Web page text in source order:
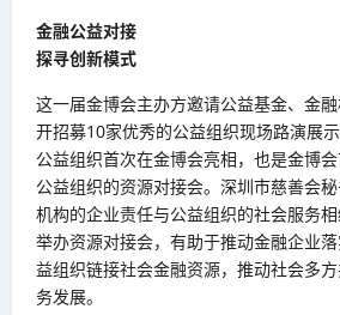
金融公益对接
探寻创新模式
这一届金博会主办方邀请公益基金、金
开招募10家优秀的公益组织现场路演展
公益组织首次在金博会亮相，也是金博
公益组织的资源对接会。深圳市慈善会
机构的企业责任与公益组织的社会服务相
举办资源对接会，有助于推动金融企业
益组织链接社会金融资源，推动社会多
务发展。